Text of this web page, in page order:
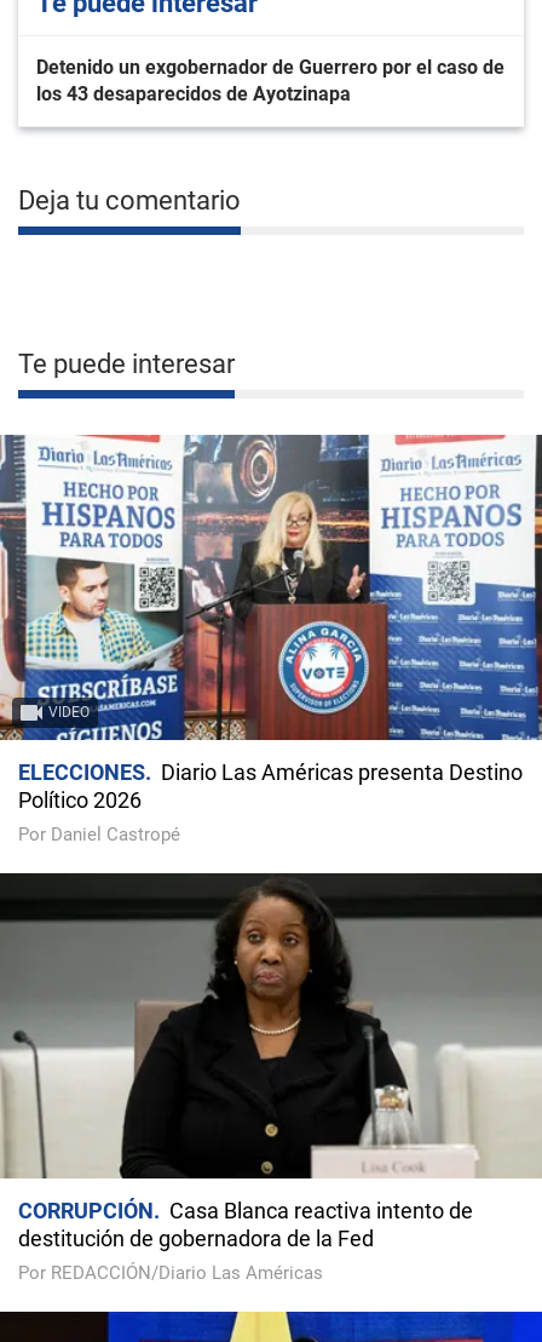
Detenido un exgobernador de Guerrero por el caso de
los 43 desaparecidos de Ayotzinapa
Deja tu comentario
Te puede interesar
VIDEO
ELECCIONES
Diario Las Américas presenta Destino
Político 2026
Por Daniel Castropé
CORRUPCIÓN
Casa Blanca reactiva intento de
destitución de gobernadora de la Fed
Por REDACCIÓN/Diario Las Américas